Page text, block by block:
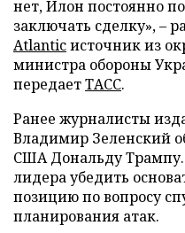
нет, Илон постоянно
заключать сделку», –
Atlanticисточник из
министра обороны
передаетТАСС.
Ранее журналисты
Владимир Зеленский
США Дональду
лидера убедить
позицию по вопросу
планирования атак.